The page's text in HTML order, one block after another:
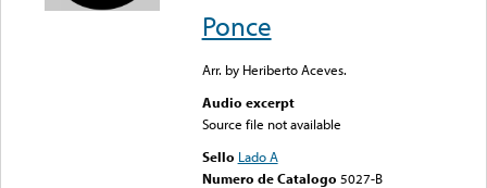
Ponce
Arr. by Heriberto Aceves.
Audio excerpt
Source file not available
Sello Lado A
Numero de Catalogo 5027-B